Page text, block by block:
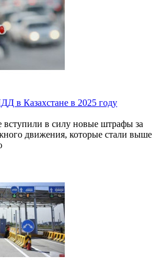
в Казахстане в 2025 году
вступили в силу новые штрафы за
движения, которые стали выше